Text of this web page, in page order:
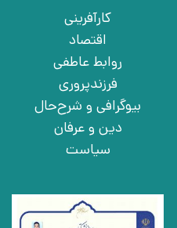
کارآفرینی
اقتصاد
روابط عاطفی
فرزندپروری
بیوگرافی و شرح‌حال
دین و عرفان
سیاست